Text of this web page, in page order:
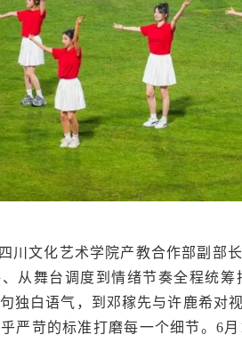
川文化艺术学院产教合作部副部
从舞台调度到情绪节奏全程统
独白语气，到邓稼先与许鹿希对
严苛的标准打磨每一个细节。6